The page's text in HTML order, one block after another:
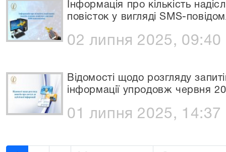
Інформація про кількість
повісток у вигляді SMS-
02 липня 2025, 09:40
Відомості щодо розгляду
інформації упродовж червня
01 липня 2025, 14:37